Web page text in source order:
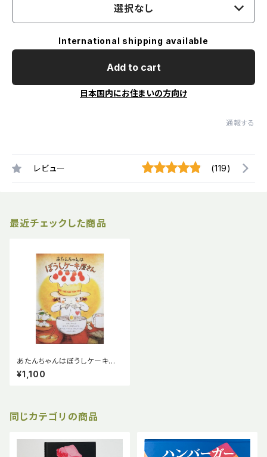
選択なし
International shipping available
Add to cart
日本国内にお住まいの方向け
通報する
レビュー (119)
最近チェックした商品
あたんちゃんはぼうしケーキ屋
さん きたによしこ ニジノ絵本
屋
¥1,100
同じカテゴリの商品